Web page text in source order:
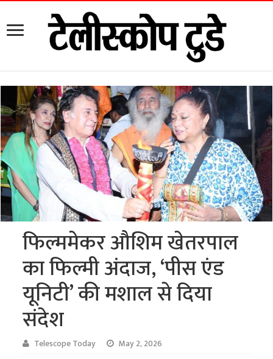
फिल्ममेकर औशिम खेतरपाल
का फिल्मी अंदाज, ‘पीस एंड
यूनिटी’ की मशाल से दिया
संदेश
Telescope Today May 2, 2026